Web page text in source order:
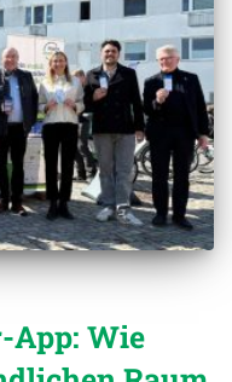
App: Wie